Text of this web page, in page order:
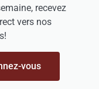
recevez
vers nos
vous